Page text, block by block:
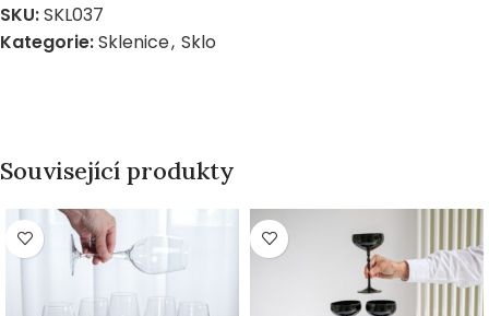
SKU:SKL037
Kategorie:Sklenice, Sklo
Související produkty